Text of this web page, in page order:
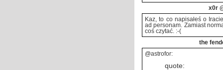
x0r
Kaz, to co napisałeś o
ad personam. Zamiast
coś czytać. :-(
the
@astrofor:
quote: